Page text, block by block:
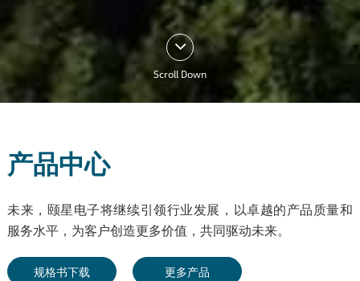
Scroll Down
产品中心
未来，颐星电子将继续引领行业发展，以卓越的产品质量和
服务水平，为客户创造更多价值，共同驱动未来。
规格书下载 更多产品